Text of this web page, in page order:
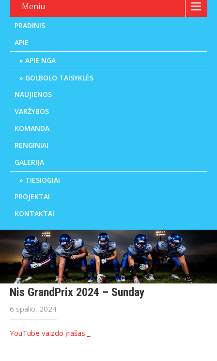
Meniu
PRADINIS
APIE
APIE NGA
GOLBOLO TAISYKLĖS
NAUJIENOS
VARŽYBOS
KOMANDA
RENGINIAI
GALERIJA
TIESIOGIAI
PROJEKTAI
KONTAKTAI
Nis GrandPrix 2024 – Sunday
6 spalio, 2024
YouTube vaizdo įrašas _